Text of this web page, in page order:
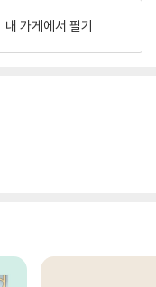
내 가게에서 팔기